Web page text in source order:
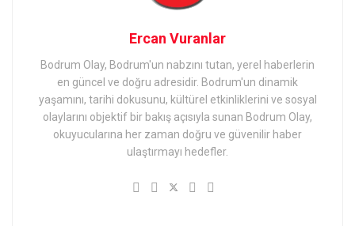
Ercan Vuranlar
Bodrum Olay, Bodrum'un nabzını tutan, yerel haberlerin
en güncel ve doğru adresidir. Bodrum'un dinamik
yaşamını, tarihi dokusunu, kültürel etkinliklerini ve sosyal
olaylarını objektif bir bakış açısıyla sunan Bodrum Olay,
okuyucularına her zaman doğru ve güvenilir haber
ulaştırmayı hedefler.